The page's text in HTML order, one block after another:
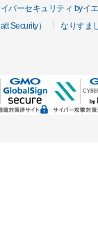
バーセキュリティ byイエ
Security）
なりすま